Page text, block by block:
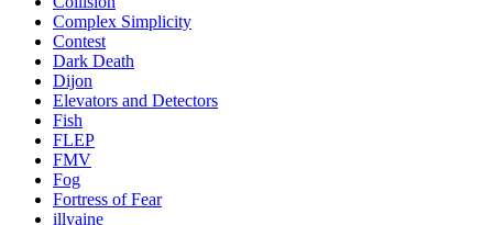
Complex Simplicity
Contest
Dark Death
Dijon
Elevators and Detectors
Fish
FLEP
FMV
Fog
Fortress of Fear
illyaine